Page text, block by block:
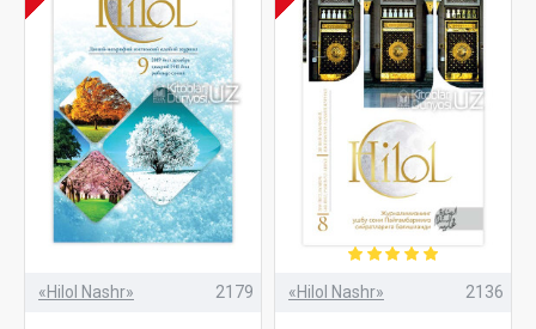
«Hilol Nashr» 2179 «Hilol Nashr» 2136